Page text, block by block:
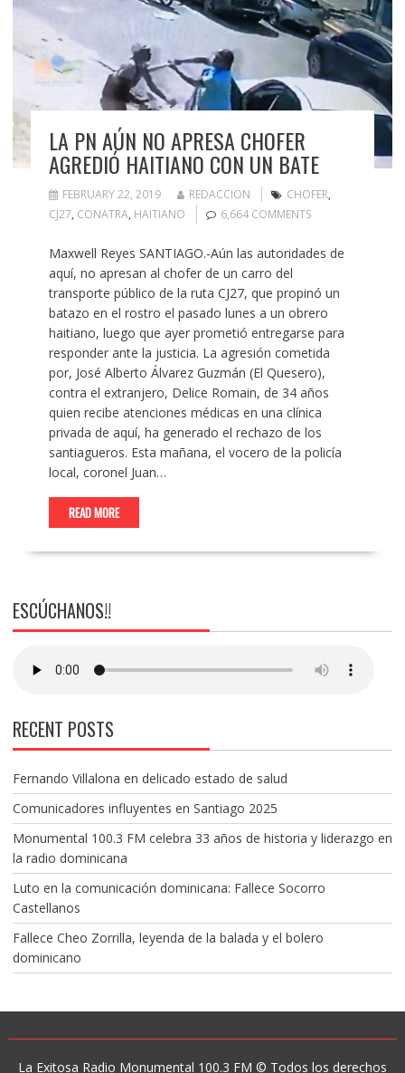
LA PN AÚN NO APRESA CHOFER
AGREDIÓ HAITIANO CON UN BATE
FEBRUARY 22, 2019 REDACCION CHOFER,
CJ27, CONATRA, HAITIANO 6,664 COMMENTS
Maxwell Reyes SANTIAGO.-Aún las autoridades de
aquí, no apresan al chofer de un carro del
transporte público de la ruta CJ27, que propinó un
batazo en el rostro el pasado lunes a un obrero
haitiano, luego que ayer prometió entregarse para
responder ante la justicia. La agresión cometida
por, José Alberto Álvarez Guzmán (El Quesero),
contra el extranjero, Delice Romain, de 34 años
quien recibe atenciones médicas en una clínica
privada de aquí, ha generado el rechazo de los
santiagueros. Esta mañana, el vocero de la policía
local, coronel Juan…
READ MORE
ESCÚCHANOS!!
RECENT POSTS
Fernando Villalona en delicado estado de salud
Comunicadores influyentes en Santiago 2025
Monumental 100.3 FM celebra 33 años de historia y liderazgo en
la radio dominicana
Luto en la comunicación dominicana: Fallece Socorro
Castellanos
Fallece Cheo Zorrilla, leyenda de la balada y el bolero
dominicano
La Exitosa Radio Monumental 100.3 FM © Todos los derechos